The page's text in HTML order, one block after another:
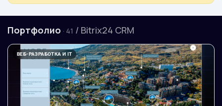
Портфолио · 41 / Bitrix24 CRM
ВЕБ-РАЗРАБОТКА И IT